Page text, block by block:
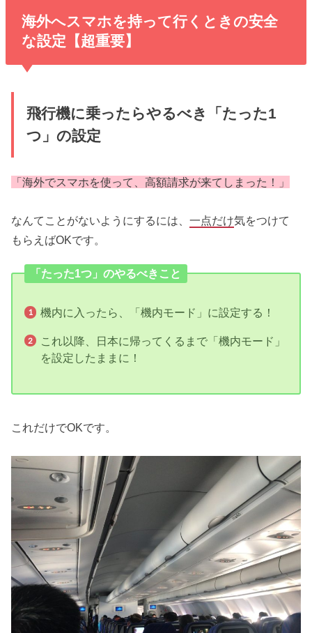
海外へスマホを持って行くときの安全
な設定【超重要】
飛行機に乗ったらやるべき「たった1
つ」の設定
「海外でスマホを使って、高額請求が来てしまった！」
なんてことがないようにするには、一点だけ気をつけて
もらえばOKです。
「たった1つ」のやるべきこと
機内に入ったら、「機内モード」に設定する！
これ以降、日本に帰ってくるまで「機内モード」
を設定したままに！
これだけでOKです。